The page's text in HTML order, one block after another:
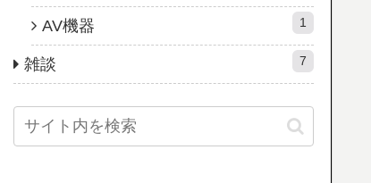
AV機器 1
雑談 7